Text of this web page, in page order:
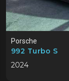
Porsche
992 Turbo S
2024